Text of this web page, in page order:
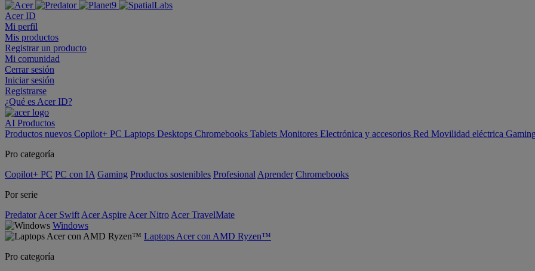
Acer ID
Mi perfil
Mis productos
Registrar un producto
Mi comunidad
Cerrar sesión
Iniciar sesión
Registrarse
¿Qué es Acer ID?
AI Productos
Productos nuevos Copilot+ PC Laptops Desktops Chromebooks Tablets Monitores Electrónica y accesorios Red Movilidad eléctrica
Pro categoría
Copilot+ PC PC con IA Gaming Productos sostenibles Profesional Aprender Chromebooks
Por serie
Predator Acer Swift Acer Aspire Acer Nitro Acer TravelMate
Windows
Laptops Acer con AMD Ryzen™
Pro categoría